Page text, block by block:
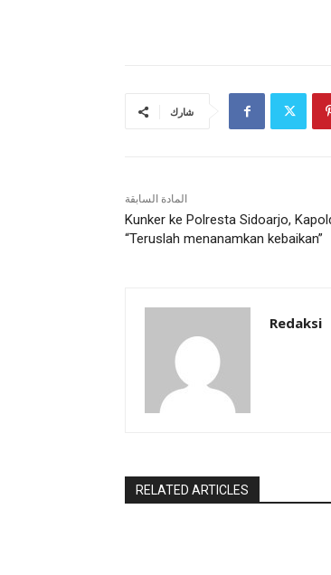
شارك
المادة السابقة
Kunker ke Polresta Sidoarjo,
“Teruslah menanamkan kebaikan”
Redaksi
RELATED ARTICLES